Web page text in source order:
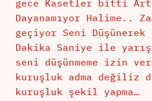
gece Kasetler bitti
Dayanamıyor Halime..
geçiyor Seni
Dakika Saniye ile
seni düşünmeme izin
kuruşluk adma değiliz
kuruşluk şekil yapma…